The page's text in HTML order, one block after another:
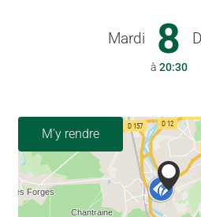
Mardi 8
à 20:30
M'y rendre